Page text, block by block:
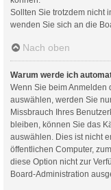
Sollten Sie trotzdem nicht
wenden Sie sich an die
Nach oben
Warum werde ich
Wenn Sie beim Anmelden
auswählen, werden Sie
Missbrauch Ihres
bleiben, können Sie das
auswählen. Dies ist nicht
öffentlichen Computer,
diese Option nicht zur
Board-Administration